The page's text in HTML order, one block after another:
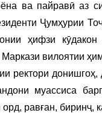
ва пайравӣ аз
Ҷумҳурии
ҳифзи
вилоятии
ректори
муассиса
орд, равған,